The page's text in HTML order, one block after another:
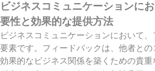
ビジネスコミュニケーションに
要性と効果的な提供方法
ビジネスコミュニケーションにおいて
要素です。フィードバックは、他者との
効果的なビジネス関係を築くための貴